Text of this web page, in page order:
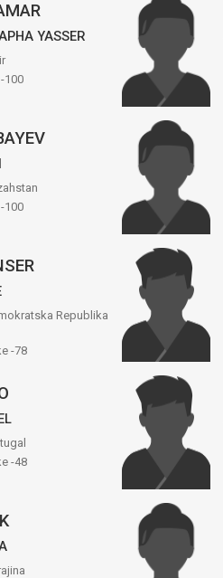
YASSER
100
100
Republika
-78
-48